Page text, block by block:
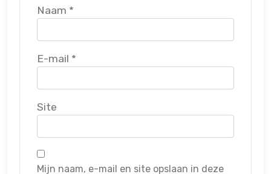
Naam *
E-mail *
Site
Mijn naam, e-mail en site opslaan in deze